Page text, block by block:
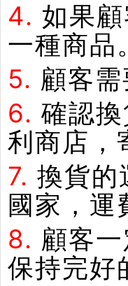
4. 如果
一種商品。
5. 顧客
6. 確認
利商店，
7. 換貨的
國家，運
8. 顧客
保持完好